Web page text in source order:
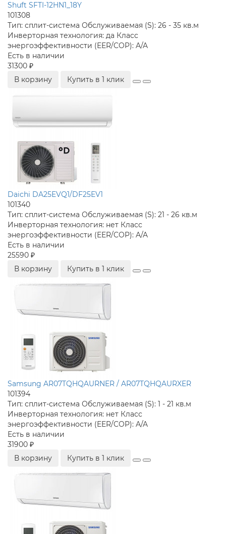
Shuft SFTI-12HN1_18Y
101308
Тип: сплит-система Обслуживаемая (S): 26 - 35 кв.м
Инверторная технология: да Класс
энергоэффективности (EER/COP): A/A
Есть в наличии
31300 ₽
В корзину
Купить в 1 клик
Daichi DA25EVQ1/DF25EV1
101340
Тип: сплит-система Обслуживаемая (S): 21 - 26 кв.м
Инверторная технология: нет Класс
энергоэффективности (EER/COP): A/A
Есть в наличии
25590 ₽
В корзину
Купить в 1 клик
Samsung AR07TQHQAURNER / AR07TQHQAURXER
101394
Тип: сплит-система Обслуживаемая (S): 1 - 21 кв.м
Инверторная технология: нет Класс
энергоэффективности (EER/COP): A/A
Есть в наличии
31900 ₽
В корзину
Купить в 1 клик